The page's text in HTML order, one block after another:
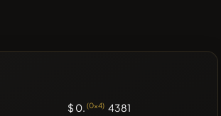
$ 0. (0x4) 4381